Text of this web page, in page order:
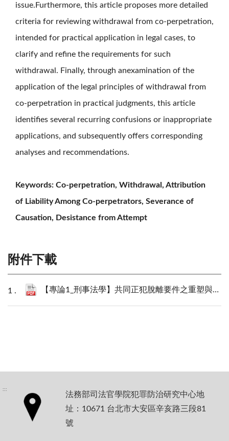
issue.Furthermore, this article proposes more detailed
criteria for reviewing withdrawal from co-perpetration,
intended for practical application in legal cases, to
clarify and refine the requirements for such
withdrawal. Finally, through anexamination of the
application of the legal principles of withdrawal from
co-perpetration in practical judgments, this article
identifies several recurring confusions or inappropriate
applications, and subsequently offers corresponding
analyses and recommendations.
Keywords: Co-perpetration, Withdrawal, Attribution
of Liability Among Co-perpetrators, Severance of
Causation, Desistance from Attempt
附件下載
【專論1_刑事法學】共同正犯脫離要件之重塑與明確化－以最高法院見解為核心_秦偉翔.pdf
:::
法務部司法官學院犯罪防治研究中心地
址：10671 台北市大安區辛亥路三段81
號